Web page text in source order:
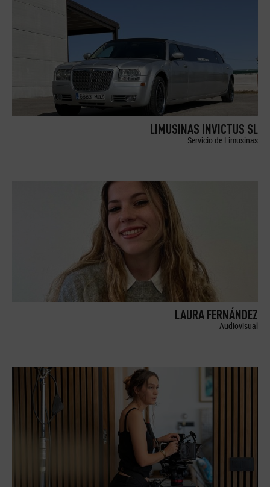
LIMUSINAS INVICTUS SL
Servicio de Limusinas
LAURA FERNÁNDEZ
Audiovisual